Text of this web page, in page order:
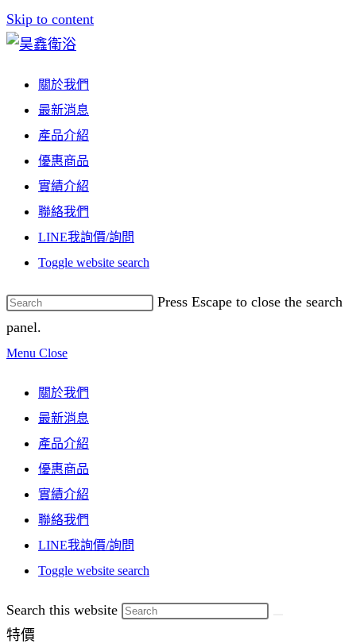
Skip to content
關於我們
最新消息
產品介紹
優惠商品
實績介紹
聯絡我們
LINE我詢價/詢問
Toggle website search
Press Escape to close the search
panel.
Menu Close
關於我們
最新消息
產品介紹
優惠商品
實績介紹
聯絡我們
LINE我詢價/詢問
Toggle website search
Search this website
特價